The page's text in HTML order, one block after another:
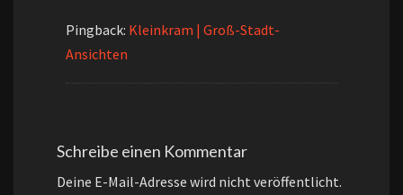
Pingback: Kleinkram | Groß-Stadt-
Ansichten
Schreibe einen Kommentar
Deine E-Mail-Adresse wird nicht veröffentlicht.